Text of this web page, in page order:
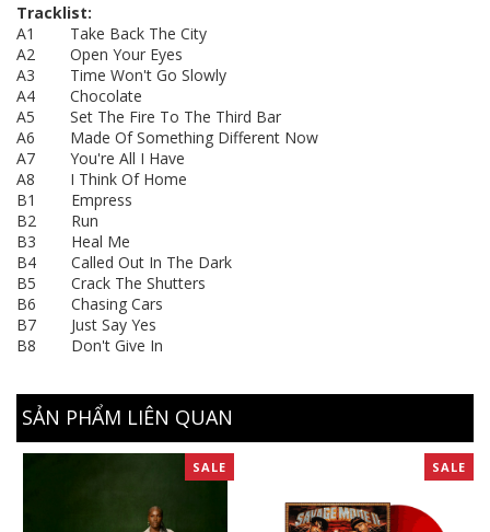
Tracklist:
A1 Take Back The City
A2 Open Your Eyes
A3 Time Won't Go Slowly
A4 Chocolate
A5 Set The Fire To The Third Bar
A6 Made Of Something Different Now
A7 You're All I Have
A8 I Think Of Home
B1 Empress
B2 Run
B3 Heal Me
B4 Called Out In The Dark
B5 Crack The Shutters
B6 Chasing Cars
B7 Just Say Yes
B8 Don't Give In
SẢN PHẨM LIÊN QUAN
SALE SALE